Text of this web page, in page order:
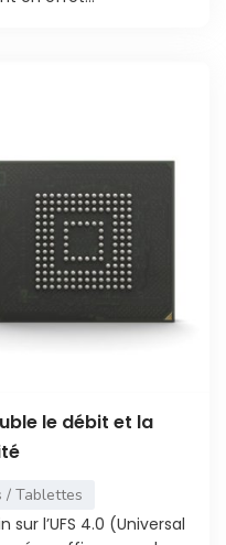
le débit et la
/ Tablettes
l’UFS 4.0 (Universal